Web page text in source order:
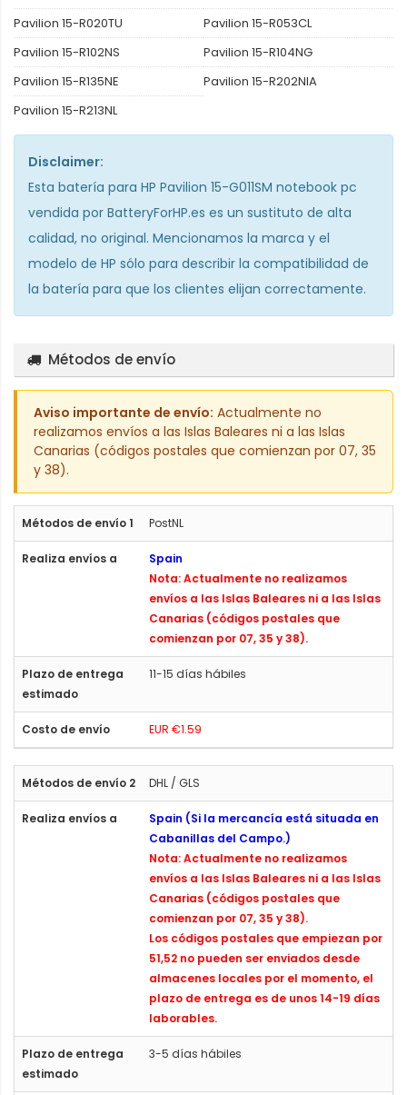
Pavilion 15-R020TU
Pavilion 15-R053CL
Pavilion 15-R102NS
Pavilion 15-R104NG
Pavilion 15-R135NE
Pavilion 15-R202NIA
Pavilion 15-R213NL
Disclaimer:
Esta batería para HP Pavilion 15-G011SM notebook pc
vendida por BatteryForHP.es es un sustituto de alta
calidad, no original. Mencionamos la marca y el
modelo de HP sólo para describir la compatibilidad de
la batería para que los clientes elijan correctamente.
Métodos de envío
Aviso importante de envío: Actualmente no
realizamos envíos a las Islas Baleares ni a las Islas
Canarias (códigos postales que comienzan por 07, 35
y 38).
PostNL
Spain
Nota: Actualmente no realizamos
envíos a las Islas Baleares ni a las Islas
Canarias (códigos postales que
comienzan por 07, 35 y 38).
11-15 días hábiles
EUR €1.59
DHL / GLS
Spain (Si la mercancía está situada en
Cabanillas del Campo.)
Nota: Actualmente no realizamos
envíos a las Islas Baleares ni a las Islas
Canarias (códigos postales que
comienzan por 07, 35 y 38).
Los códigos postales que empiezan por
51,52 no pueden ser enviados desde
almacenes locales por el momento, el
plazo de entrega es de unos 14-19 días
laborables.
3-5 días hábiles